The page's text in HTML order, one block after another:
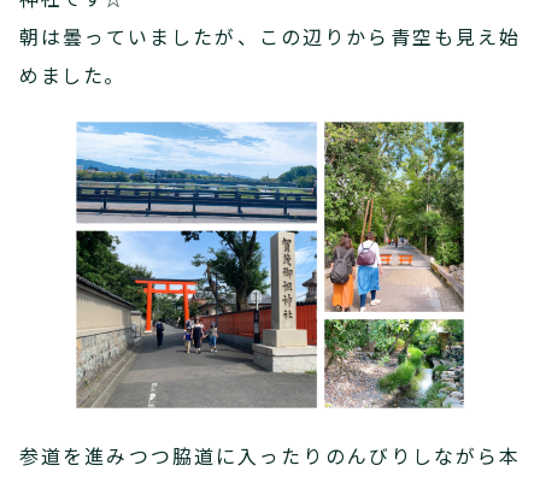
朝は曇っていましたが、この辺りから青空も見え始
めました。
参道を進みつつ脇道に入ったりのんびりしながら本